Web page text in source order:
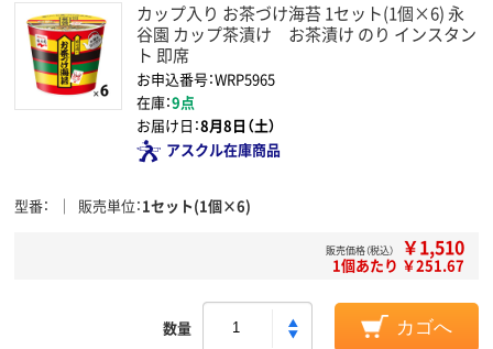
カップ入り お茶づけ海苔 1セット(1個×6) 永
谷園 カップ茶漬け お茶漬け のり インスタン
ト 即席
お申込番号：WRP5965
在庫：9点
お届け日：8月8日（土）
アスクル在庫商品
型番 販売単位 1セット(1個×6)
販売価格（税込） ￥1,510
1個あたり ￥251.67
数量 カゴへ